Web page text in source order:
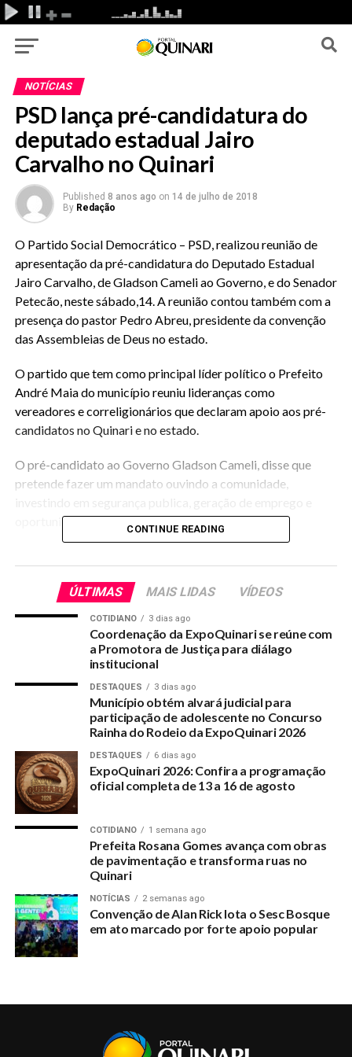
NOTÍCIAS
PSD lança pré-candidatura do
deputado estadual Jairo
Carvalho no Quinari
Published 8 anos ago on 14 de julho de 2018
By Redação
O Partido Social Democrático – PSD, realizou reunião de
apresentação da pré-candidatura do Deputado Estadual
Jairo Carvalho, de Gladson Cameli ao Governo, e do Senador
Petecão, neste sábado,14. A reunião contou também com a
presença do pastor Pedro Abreu, presidente da convenção
das Assembleias de Deus no estado.
O partido que tem como principal líder político o Prefeito
André Maia do município reuniu lideranças como
vereadores e correligionários que declaram apoio aos pré-
candidatos no Quinari e no estado.
O pré-candidato ao Governo Gladson Cameli, disse que
pretende fazer um mandato ouvindo a comunidade,
oportunidade para os jovens.
problemas para tribuna da Assembleia Legislativa, dentre
outros.
Do Portal Quinari
RELATED TOPICS:
PSD-LANCA-PRE-CANDIDATURA-DO-DEPUTADO-ESTADUAL-
JAIRO-CARVALHO-NO-QUINARI
UP NEXT
Câmara divulga texto no qual explica o papel dos
vereadores
DON'T MISS
Kinari Esportes joga melhor, mas perde para o Veneza
no Campeonato de Futsal Sub 17
CONTINUE READING
ÚLTIMAS MAIS LIDAS VÍDEOS
COTIDIANO 3 dias ago
Coordenação da ExpoQuinari se reúne com
a Promotora de Justiça para diálago
institucional
DESTAQUES 3 dias ago
Município obtém alvará judicial para
participação de adolescente no Concurso
Rainha do Rodeio da ExpoQuinari 2026
DESTAQUES 6 dias ago
ExpoQuinari 2026: Confira a programação
oficial completa de 13 a 16 de agosto
COTIDIANO 1 semana ago
Prefeita Rosana Gomes avança com obras
de pavimentação e transforma ruas no
Quinari
NOTÍCIAS 2 semanas ago
Convenção de Alan Rick lota o Sesc Bosque
em ato marcado por forte apoio popular